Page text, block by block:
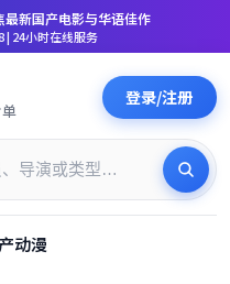
最新国产电影与华语佳作
| 24小时在线服务
登录/注册
动漫